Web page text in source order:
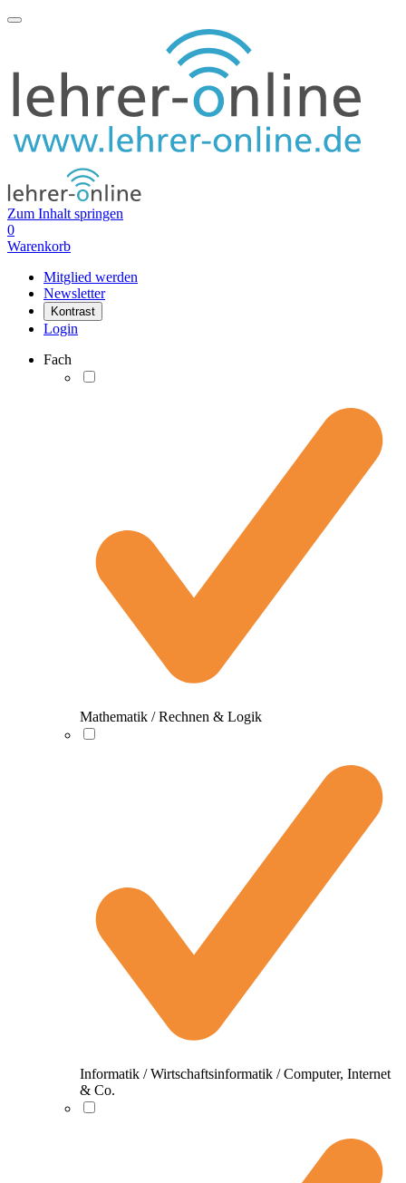
Zum Inhalt springen
0
Warenkorb
Mitglied werden
Newsletter
Kontrast
Login
Fach
Mathematik / Rechnen & Logik
Informatik / Wirtschaftsinformatik / Computer, Internet
& Co.